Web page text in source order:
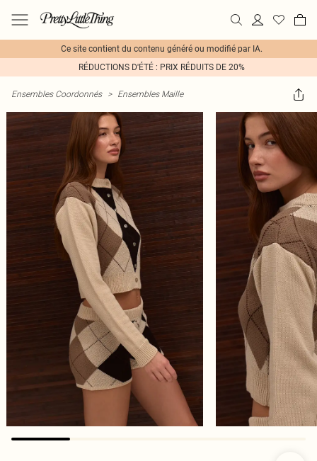
Ce site contient du contenu généré ou modifié par IA.
RÉDUCTIONS D'ÉTÉ : PRIX RÉDUITS DE 20%
Ensembles Coordonnés > Ensembles Maille